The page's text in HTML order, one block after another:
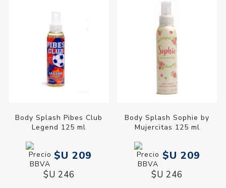
Body Splash Pibes Club
Legend 125 ml
$U 209
$U 246
Body Splash Sophie by
Mujercitas 125 ml
$U 209
$U 246